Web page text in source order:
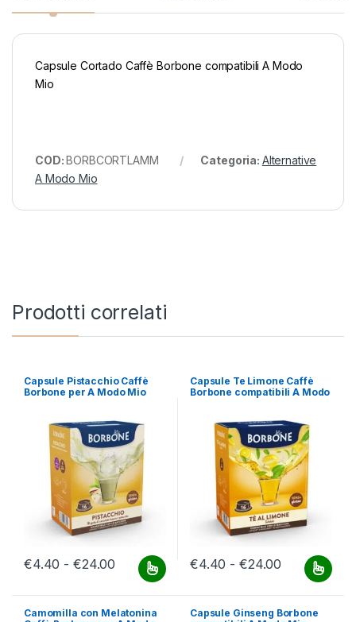
Capsule Cortado Caffè Borbone compatibili A Modo
Mio
COD:BORBCORTLAMM Categoria: Alternative
A Modo Mio
Prodotti correlati
Capsule Pistacchio Caffè
Borbone per A Modo Mio
€4.40 - €24.00 Fascia di prezzo: da €4.40 a €24.00
Questo prodotto ha più varianti. Le opzioni possono essere
Capsule Te Limone Caffè
Borbone compatibili A Modo
€4.40 - €24.00 Fascia di
Questo prodotto ha più
Camomilla con Melatonina
Capsule Ginseng Borbone